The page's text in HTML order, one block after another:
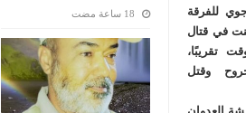
للفرقة
في قتال
تقريبًا،
وقتل